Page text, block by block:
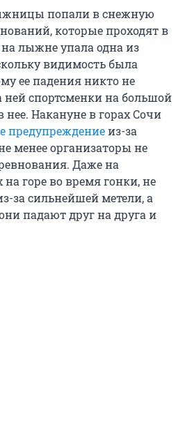
попали в снежную
которые проходят в
лыжне упала одна из
видимость была
ее падения никто не
спортсменки на большой
нее. Накануне в горах Сочи
предупреждениеиз-за
менее организаторы не
Даже на
горе во время гонки, не
за сильнейшей метели, а
падают друг на друга и